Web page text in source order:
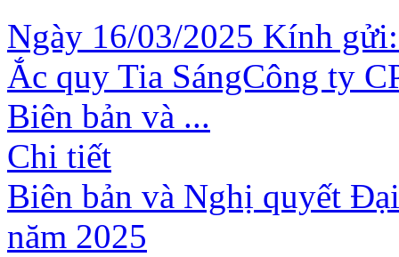
Ngày 16/03/2025 Kính
Ắc quy Tia SángCông ty
Biên bản và ...
Chi tiết
Biên bản và Nghị quyết
năm 2025